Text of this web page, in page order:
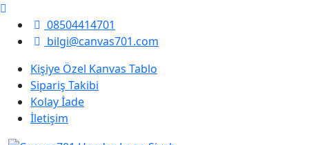
08504414701
bilgi@canvas701.com
Kişiye Özel Kanvas Tablo
Sipariş Takibi
Kolay İade
İletişim